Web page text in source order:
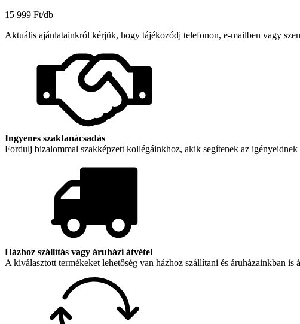
250
Készfüggöny
15 999 Ft/db
Aktuális ajánlatainkról kérjük, hogy tájékozódj telefonon, e-mailben vagy
Ingyenes szaktanácsadás
Fordulj bizalommal szakképzett kollégáinkhoz, akik segítenek az
Házhoz szállítás vagy áruházi átvétel
A kiválasztott termékeket lehetőség van házhoz szállítani és áruházainkban is